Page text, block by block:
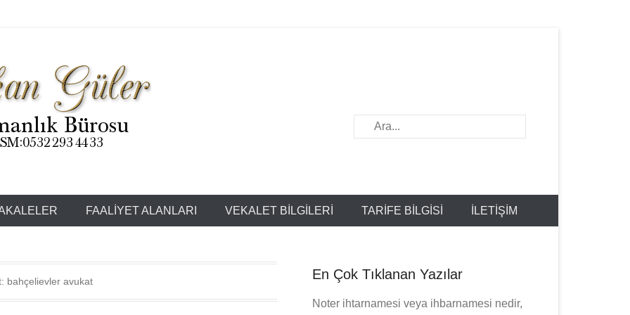
FAALIYET ALANLARI VEKALET BILGILERI TARIFE BILGISI İLETİŞİM
bahçelievler avukat En Çok Tıklanan Yazılar
Noter ihtarnamesi veya ihbarnamesi nedir,